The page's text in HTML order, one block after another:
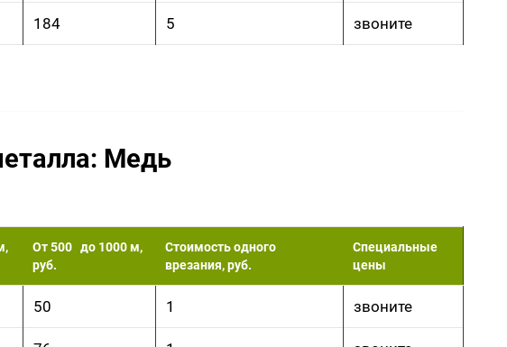
184 5 звоните
Медь
От 500 до 1000 м,
руб.
Стоимость одного
врезания, руб.
Специальные
цены
50 1 звоните